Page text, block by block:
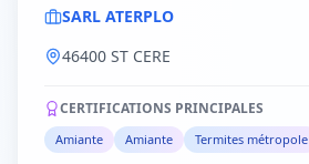
SARL ATERPLO
46400 ST CERE
CERTIFICATIONS PRINCIPALES
Amiante Amiante Termites métropole